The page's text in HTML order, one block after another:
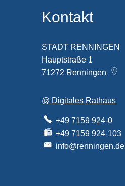
Kontakt
STADT RENNINGEN
Hauptstraße 1
71272 Renningen
@ Digitales Rathaus
+49 7159 924-0
+49 7159 924-103
info@renningen.de